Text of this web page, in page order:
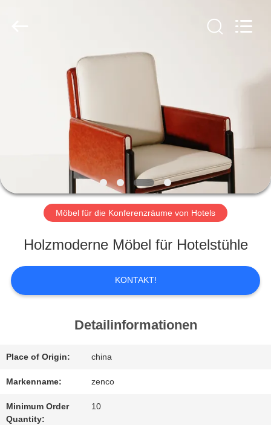
PRODUKTE
VIDEOS
SHOW
ÜBER
WERKSBESICHTIGUNG
QUALITÄTSKONTROLLE
Möbel für die Konferenzräume von Hotels
Holzmoderne Möbel für Hotelstühle
KONTAKT!
Detailinformationen
Place of Origin: china
Markenname: zenco
Minimum Order
Quantity:
10